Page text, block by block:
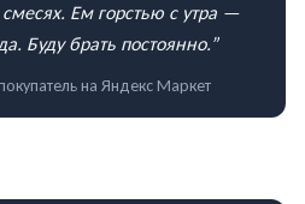
Ем горстью с утра —
Буду брать постоянно.”
на Яндекс Маркет